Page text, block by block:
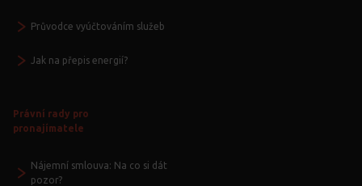
Průvodce vyúčtováním služeb
Jak na přepis energií?
Právní rady pro
pronajímatele
Nájemní smlouva: Na co si dát
pozor?